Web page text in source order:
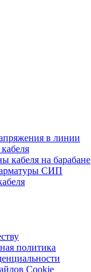
в линии
кабеля на барабане
СИП
политика
Cookie